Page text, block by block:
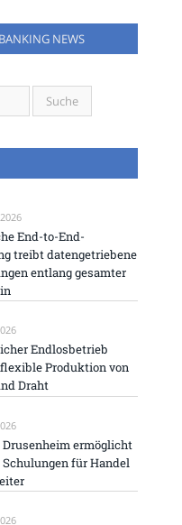
NEWS
End-to-End-
treibt datengetriebene
entlang gesamter
Endlosbetrieb
Produktion von
Draht
ermöglicht
für Handel